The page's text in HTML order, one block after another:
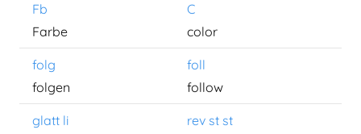
Fb
C
Farbe
color
folg
foll
folgen
follow
glatt li
rev st st